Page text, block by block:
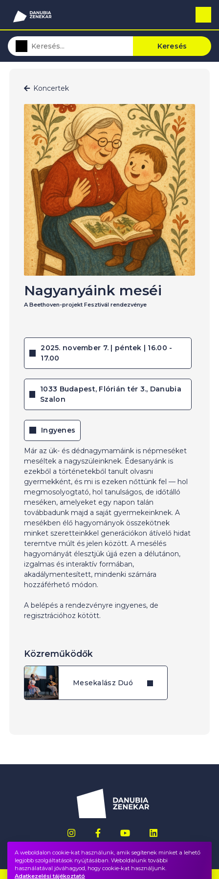
Keresés
Koncertek
Nagyanyáink meséi
A Beethoven-projekt Fesztivál rendezvénye
2025. november 7. | péntek | 16.00 -
17.00
1033 Budapest, Flórián tér 3., Danubia
Szalon
Ingyenes
Már az ük- és dédnagymamáink is népmeséket
meséltek a nagyszüleinknek. Édesanyánk is
ezekből a történetekből tanult olvasni
gyermekként, és mi is ezeken nőttünk fel — hol
megmosolyogtató, hol tanulságos, de időtálló
meséken, amelyeket egy napon talán
továbbadunk majd a saját gyermekeinknek. A
mesékben élő hagyományok összekötnek
minket szeretteinkkel generációkon átívelő hidat
teremtve múlt és jelen között. A mesélés
hagyományát élesztjük újjá ezen a délutánon,
izgalmas és interaktív formában,
akadálymentesített, mindenki számára
hozzáférhető módon.
A belépés a rendezvényre ingyenes, de
regisztrációhoz kötött.
Közreműködők
Mesekalász Duó
A weboldalon cookie-kat használunk, amik segítenek minket a lehető
legjobb szolgáltatások nyújtásában. Weboldalunk további
használatával jóváhagyod, hogy cookie-kat használjunk.
Adatkezelési tájékoztató